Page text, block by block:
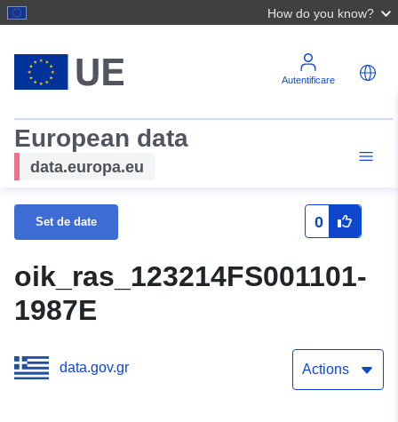
How do you know?
Autentificare
European data
data.europa.eu
Set de date 0
oik_ras_123214FS001101-
1987E
data.gov.gr Actions